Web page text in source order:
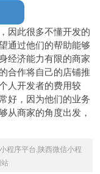
因此很多不懂开发的
通过他们的帮助能够
经济能力有限的商家
合作将自己的店铺推
人开发者的费用较
好，因为他们的业务
从商家的角度出发，
程序平台,陕西微信小程